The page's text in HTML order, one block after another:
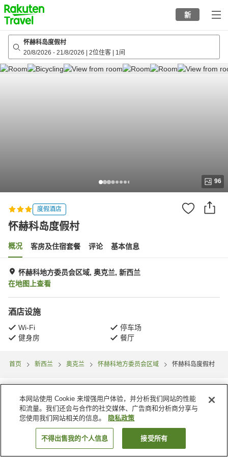
to
top
page
新
怀赫科岛度假村
20/8/2026 - 21/8/2026 2位住客 1间
96
度假酒店
怀赫科岛度假村
概况 客房及住宿套餐 评论 基本信息
怀赫科地方委员会区域, 奥克兰, 新西兰
在地图上查看
酒店设施
Wi-Fi
停车场
健身房
餐厅
首页 新西兰 奥克兰 怀赫科地方委员会区域 怀赫科岛度假村
搜索客房
本网站使用 Cookie 来增强用户体验，并分析我们网站的性能
和流量。我们还会与合作的社交媒体、广告商和分析商分享与
您使用我们网站相关的信息。
隐私政策
不得出售我的个人信息 接受所有